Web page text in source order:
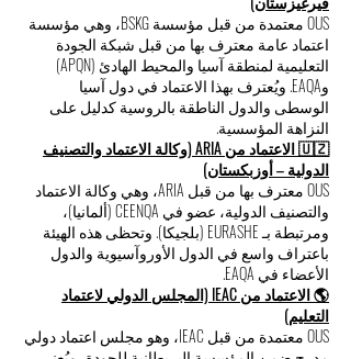
OUS معتمدة من قبل مؤسسة BSKG، وهي مؤسسة
اعتماد عامة معترف بها من قبل شبكة الجودة
التعليمية لمنطقة آسيا والمحيط الهادئ (APQN)
وEAQA. ويُعترف بهذا الاعتماد في دول آسيا
الوسطى والدول الناطقة بالروسية كدليل على
النزاهة المؤسسية.
🇺🇿 الاعتماد من ARIA (وكالة الاعتماد والتصنيف
الدولية – أوزبكستان)
OUS معترف بها من قبل ARIA، وهي وكالة الاعتماد
والتصنيف الدولية، عضو في CEENQA (ألمانيا)،
ومرتبطة بـ EURASHE (بلجيكا). وتحظى هذه الهيئة
باعتراف واسع في الدول الأوروآسيوية والدول
الأعضاء في EAQA.
🌎 الاعتماد من IEAC (المجلس الدولي لاعتماد
التعليم)
OUS معتمدة من قبل IEAC، وهو مجلس اعتماد دولي